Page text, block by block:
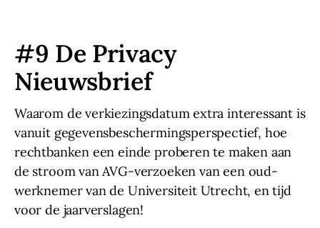
#9 De Privacy
Nieuwsbrief
Waarom de verkiezingsdatum extra interessant is
vanuit gegevensbeschermingsperspectief, hoe
rechtbanken een einde proberen te maken aan
de stroom van AVG-verzoeken van een oud-
werknemer van de Universiteit Utrecht, en tijd
voor de jaarverslagen!